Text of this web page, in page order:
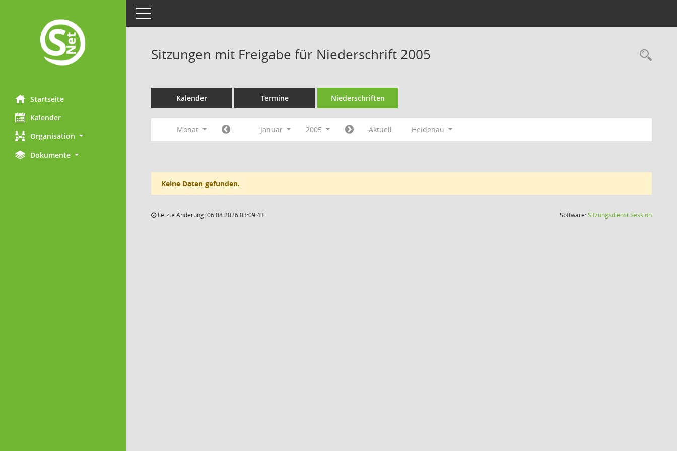
Startseite
Kalender
Organisation
Dokumente
Toggle navigation
Sitzungen mit Freigabe für Niederschrift 2005
Kalender Termine Niederschriften
Monat Januar 2005 Aktuell Heidenau
Keine Daten gefunden.
Letzte Änderung: 06.08.2026 03:09:43 Software:SitzungsdienstSession(Wird in